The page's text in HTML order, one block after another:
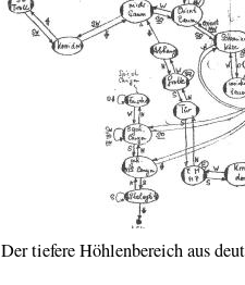
Der tiefere Höhlenbereich aus